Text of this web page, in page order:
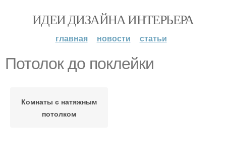
ИДЕИ ДИЗАЙНА ИНТЕРЬЕРА
главная новости статьи
Потолок до поклейки
Комнаты с натяжным
потолком